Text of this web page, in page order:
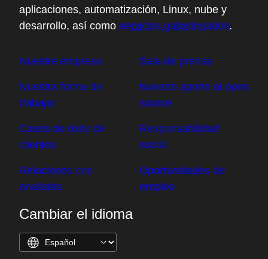
aplicaciones, automatización, Linux, nube y
desarrollo, así como servicios galardonados.
Nuestra empresa
Nuestra forma de
trabajar
Casos de éxito de
clientes
Relaciones con
analistas
Sala de prensa
Nuestro aporte al open
source
Responsabilidad
social
Oportunidades de
empleo
Cambiar el idioma